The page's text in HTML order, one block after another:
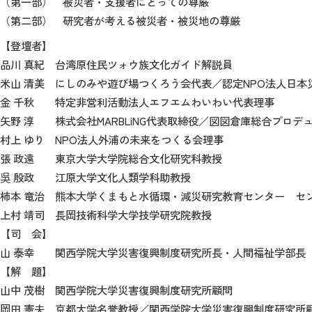
（第二部） 研究者が考える被災者・被災地の尊厳
【登壇者】
品川 真紀 台湾原住民ツォウ族文化ガイド解説員
米山 清美 にしのみや遊び場つくろう会代表／認定NPO法人日本
金 千秋 特定非営利活動法人エフエムわいわい代表理事
矢野 淳 株式会社MARBLiNG代表取締役／図図倉庫総合プロデ
村上 ゆり NPO法人外浦の未来をつくる会理事
張政遠 東京大学大学院総合文化研究科教授
吳 殷政 江原大学文化人類学科助教授
柿本 竜治 熊本大学くまもと水循環・減災研究教育センター セ
上村靖司 長岡技術科学大学技学研究院教授
【司 会】
山 泰幸 関西学院大学災害復興制度研究所長・人間福祉学部長
【解 題】
山中 茂樹 関西学院大学災害復興制度研究所顧問
岡田 憲夫 京都大学名誉教授／関西学院大学災害復興制度研究所